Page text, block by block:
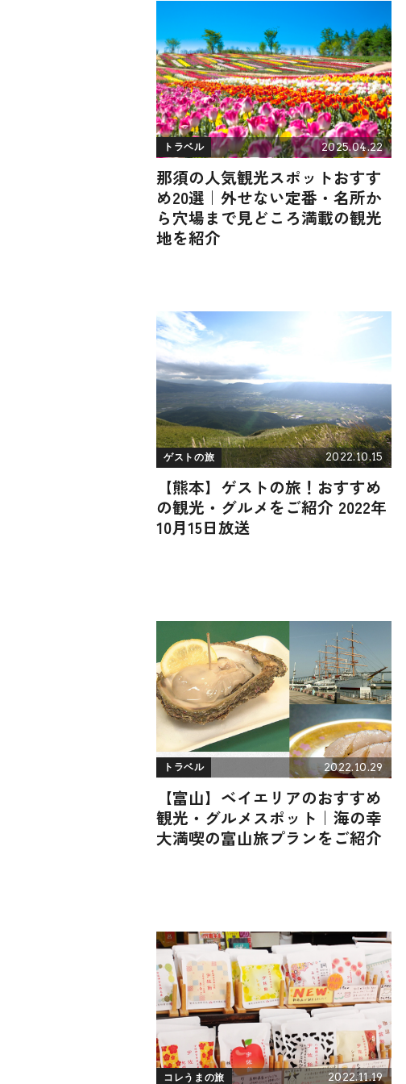
トラベル 2025.04.22
那須の人気観光スポットおすす
め20選｜外せない定番・名所か
ら穴場まで見どころ満載の観光
地を紹介
ゲストの旅 2022.10.15
【熊本】ゲストの旅！おすすめ
の観光・グルメをご紹介 2022年
10月15日放送
トラベル 2022.10.29
【富山】ベイエリアのおすすめ
観光・グルメスポット｜海の幸
大満喫の富山旅プランをご紹介
コレうまの旅 2022.11.19